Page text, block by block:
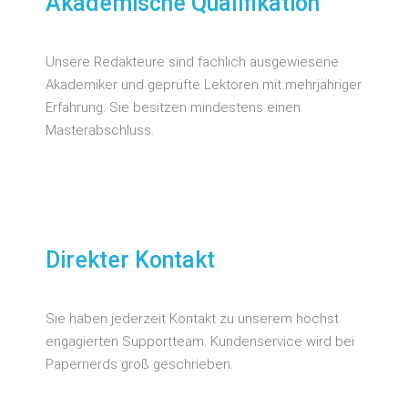
Unsere Redakteure sind fachlich ausgewiesene
Akademiker und geprüfte Lektoren mit mehrjähriger
Erfahrung. Sie besitzen mindestens einen
Masterabschluss.
Direkter Kontakt
Sie haben jederzeit Kontakt zu unserem höchst
engagierten Supportteam. Kundenservice wird bei
Papernerds groß geschrieben.